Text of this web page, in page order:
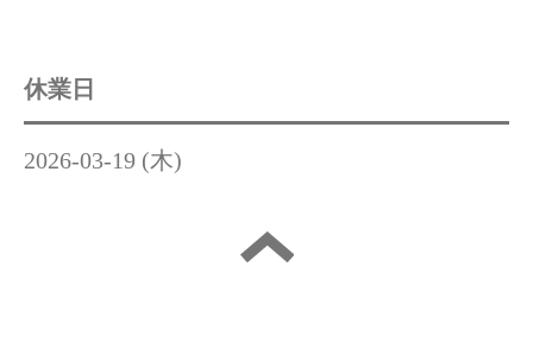
休業日
2026-03-19 (木)